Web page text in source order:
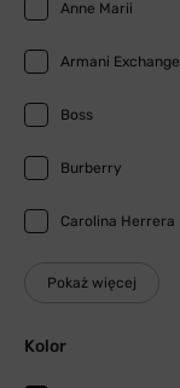
Anne Marii
Armani Exchange
Boss
Burberry
Carolina Herrera
Pokaż więcej
Kolor